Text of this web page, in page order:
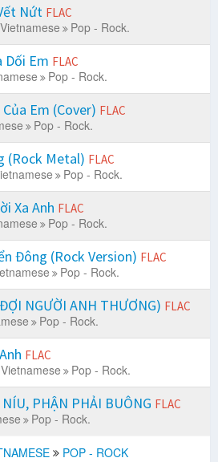
Nứt FLAC
Vietnamese Pop - Rock.
Dối Em FLAC
Pop - Rock.
Em (Cover) FLAC
Pop - Rock.
(Rock Metal) FLAC
Pop - Rock.
Xa Anh FLAC
Pop - Rock.
Đông (Rock Version) FLAC
Pop - Rock.
NGƯỜI ANH THƯƠNG) FLAC
Pop - Rock.
FLAC
Vietnamese Pop - Rock.
NÍU, PHẬN PHẢI BUÔNG FLAC
Pop - Rock.
POP - ROCK